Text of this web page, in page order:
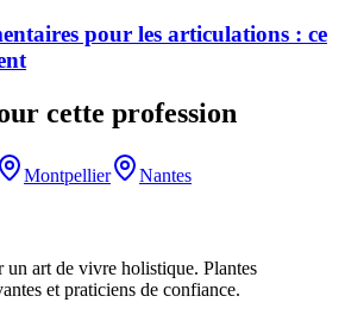
pour les articulations : ce
cette profession
Montpellier Nantes
art de vivre holistique. Plantes
et praticiens de confiance.